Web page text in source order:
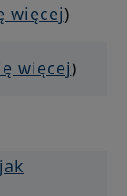
więcej)
więcej)